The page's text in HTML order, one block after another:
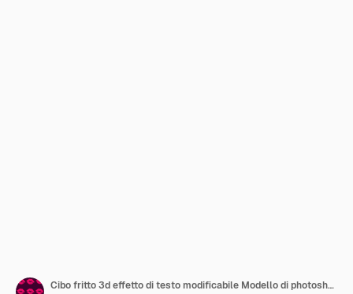
Cibo fritto 3d effetto di testo modificabile Modello di photoshop PSD con sfondo carino